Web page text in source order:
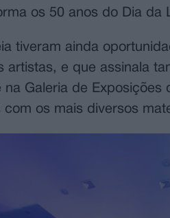
os 50 anos do Dia da
tiveram ainda
artistas, e que assinala
Galeria de
os mais diversos